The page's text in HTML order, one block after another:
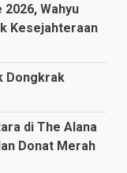
Wahyu
Kesejahteraan
Dongkrak
di The Alana
Donat Merah